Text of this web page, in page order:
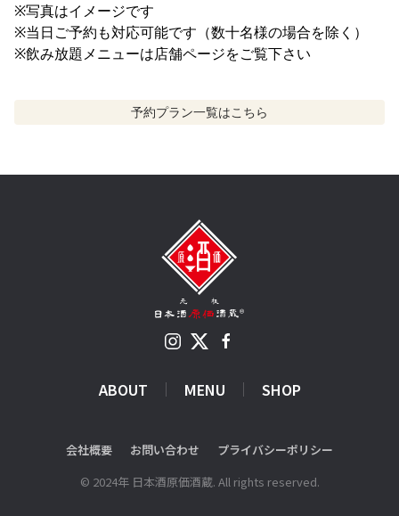
※写真はイメージです
※当日ご予約も対応可能です（数十名様の場合を除く）
※飲み放題メニューは店舗ページをご覧下さい
予約プラン一覧はこちら
ABOUT MENU SHOP
会社概要 お問い合わせ
プライバシーポリシー
© 2024年 日本酒原価酒蔵. All rights reserved.